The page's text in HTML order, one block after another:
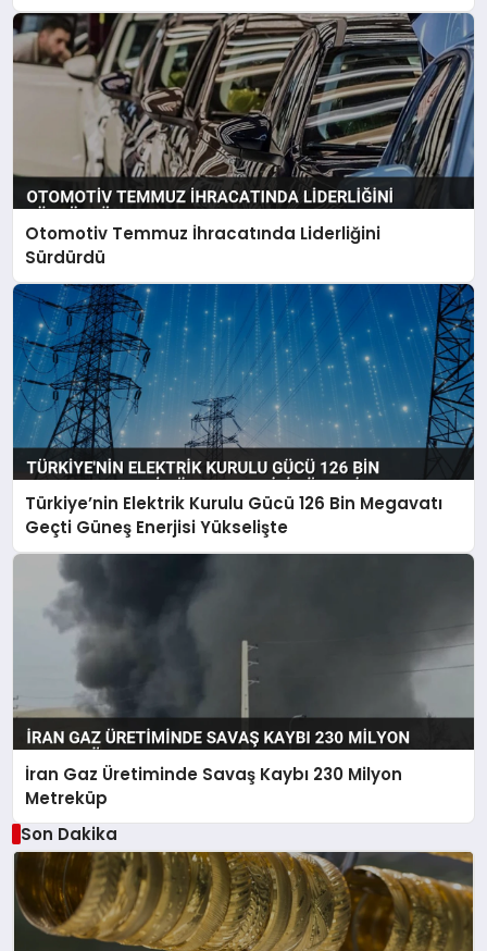
Otomotiv Temmuz İhracatında Liderliğini
Sürdürdü
Türkiye’nin Elektrik Kurulu Gücü 126 Bin Megavatı
Geçti Güneş Enerjisi Yükselişte
İran Gaz Üretiminde Savaş Kaybı 230 Milyon
Metreküp
Son Dakika